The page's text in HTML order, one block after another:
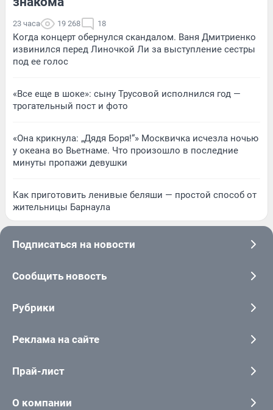
23 часа 19 268 18
Когда концерт обернулся скандалом. Ваня Дмитриенко
извинился перед Линочкой Ли за выступление сестры
под ее голос
«Все еще в шоке»: сыну Трусовой исполнился год —
трогательный пост и фото
«Она крикнула: „Дядя Боря!“» Москвичка исчезла ночью
у океана во Вьетнаме. Что произошло в последние
минуты пропажи девушки
Как приготовить ленивые беляши — простой способ от
жительницы Барнаула
Подписаться на новости
Сообщить новость
Рубрики
Реклама на сайте
Прай-лист
О компании